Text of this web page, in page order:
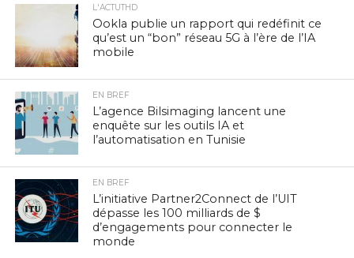
L'ACTUTHD
Ookla publie un rapport qui redéfinit ce
qu’est un “bon” réseau 5G à l’ère de l’IA
mobile
EN BREF
L’agence Bilsimaging lancent une
enquête sur les outils IA et
l’automatisation en Tunisie
EN BREF
L’initiative Partner2Connect de l’UIT
dépasse les 100 milliards de $
d’engagements pour connecter le
monde